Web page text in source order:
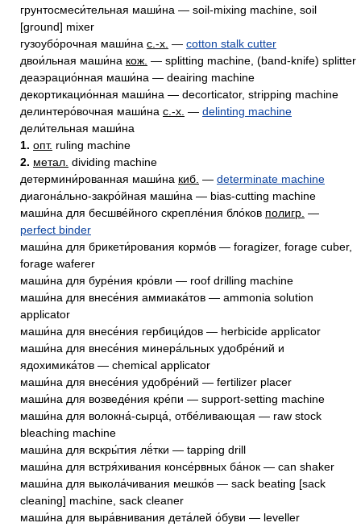
грунтосмеси́тельная маши́на — soil-mixing machine, soil
[ground] mixer
гузоубо́рочная маши́на с.-х. — cotton stalk cutter
двои́льная маши́на кож. — splitting machine, (band-knife) splitter
деаэрацио́нная маши́на — deairing machine
декортикацио́нная маши́на — decorticator, stripping machine
делинтеро́вочная маши́на с.-х. — delinting machine
дели́тельная маши́на
1. опт. ruling machine
2. метал. dividing machine
детермини́рованная маши́на киб. — determinate machine
диагона́льно-закро́йная маши́на — bias-cutting machine
маши́на для бесшве́йного скрепле́ния бло́ков полигр. —
perfect binder
маши́на для брикети́рования кормо́в — foragizer, forage cuber,
forage waferer
маши́на для буре́ния кро́вли — roof drilling machine
маши́на для внесе́ния аммиака́тов — ammonia solution
applicator
маши́на для внесе́ния гербици́дов — herbicide applicator
маши́на для внесе́ния минера́льных удобре́ний и
ядохимика́тов — chemical applicator
маши́на для внесе́ния удобре́ний — fertilizer placer
маши́на для возведе́ния кре́пи — support-setting machine
маши́на для волокна́-сырца́, отбе́ливающая — raw stock
bleaching machine
маши́на для вскры́тия лё́тки — tapping drill
маши́на для встря́хивания консе́рвных ба́нок — can shaker
маши́на для выкола́чивания мешко́в — sack beating [sack
cleaning] machine, sack cleaner
маши́на для выра́внивания дета́лей о́буви — leveller